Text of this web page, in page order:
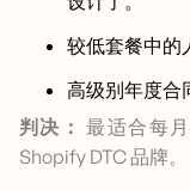
较低套餐中的
高级别年度合
判决： 最适合每
Shopify DTC 品牌。